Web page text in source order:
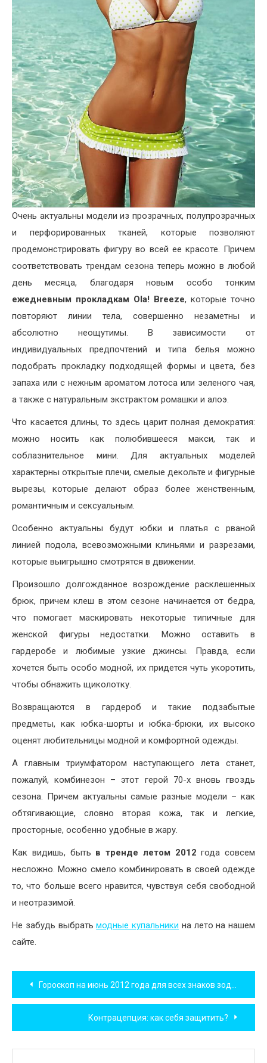
Очень актуальны модели из прозрачных, полупрозрачных
и перфорированных тканей, которые позволяют
продемонстрировать фигуру во всей ее красоте. Причем
соответствовать трендам сезона теперь можно в любой
день месяца, благодаря новым особо тонким
ежедневным прокладкам Ola! Breeze, которые точно
повторяют линии тела, совершенно незаметны и
абсолютно неощутимы. В зависимости от
индивидуальных предпочтений и типа белья можно
подобрать прокладку подходящей формы и цвета, без
запаха или с нежным ароматом лотоса или зеленого чая,
а также с натуральным экстрактом ромашки и алоэ.
Что касается длины, то здесь царит полная демократия:
можно носить как полюбившееся макси, так и
соблазнительное мини. Для актуальных моделей
характерны открытые плечи, смелые декольте и фигурные
вырезы, которые делают образ более женственным,
романтичным и сексуальным.
Особенно актуальны будут юбки и платья с рваной
линией подола, всевозможными клиньями и разрезами,
которые выигрышно смотрятся в движении.
Произошло долгожданное возрождение расклешенных
брюк, причем клеш в этом сезоне начинается от бедра,
что помогает маскировать некоторые типичные для
женской фигуры недостатки. Можно оставить в
гардеробе и любимые узкие джинсы. Правда, если
хочется быть особо модной, их придется чуть укоротить,
чтобы обнажить щиколотку.
Возвращаются в гардероб и такие подзабытые
предметы, как юбка-шорты и юбка-брюки, их высоко
оценят любительницы модной и комфортной одежды.
А главным триумфатором наступающего лета станет,
пожалуй, комбинезон – этот герой 70-х вновь гвоздь
сезона. Причем актуальны самые разные модели – как
обтягивающие, словно вторая кожа, так и легкие,
просторные, особенно удобные в жару.
Как видишь, быть в тренде летом 2012 года совсем
несложно. Можно смело комбинировать в своей одежде
то, что больше всего нравится, чувствуя себя свободной
и неотразимой.
Не забудь выбратьмодные купальники на лето на нашем
сайте.
Навигация
по
записям
Гороскоп на июнь 2012 года для всех знаков зодиака
Контрацепция: как себя защитить?